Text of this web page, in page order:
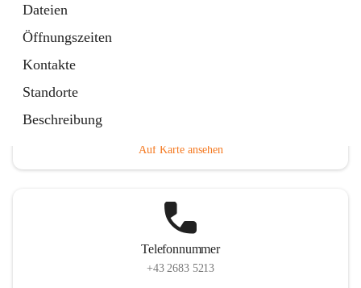
Dateien
Öffnungszeiten
Kontakte
Standorte
Beschreibung
Auf Karte ansehen
Telefonnummer
+43 2683 5213